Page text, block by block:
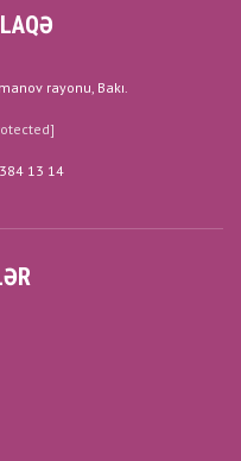
rayonu, Bakı.
13 14